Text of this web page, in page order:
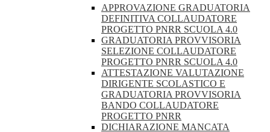
APPROVAZIONE GRADUATORIA
DEFINITIVA COLLAUDATORE
PROGETTO PNRR SCUOLA 4.0
GRADUATORIA PROVVISORIA
SELEZIONE COLLAUDATORE
PROGETTO PNRR SCUOLA 4.0
ATTESTAZIONE VALUTAZIONE
DIRIGENTE SCOLASTICO E
GRADUATORIA PROVVISORIA
BANDO COLLAUDATORE
PROGETTO PNRR
DICHIARAZIONE MANCATA